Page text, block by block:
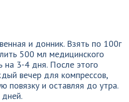
и донник. Взять по 100г
500 мл медицинского
на 3-4 дня. После этого
вечер для компрессов,
повязку и оставляя до утра.